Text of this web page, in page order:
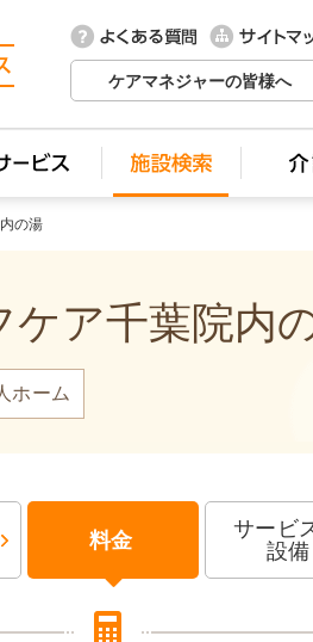
ケアマネジャーの皆様へ
の湯
ケア千葉院内
ホーム
料金
サービ
設備